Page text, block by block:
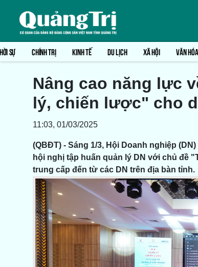
SỰ CHÍNH TRỊ KINH TẾ DU LỊCH XÃ HỘI VĂN HÓA
Nâng cao năng lực
lý, chiến lược" cho
11:03, 01/03/2025
(QBĐT) - Sáng 1/3, Hội Doanh nghiệp
hội nghị tập huấn quản lý DN với chủ đề
trung cấp đến từ các DN trên địa bàn tỉnh.